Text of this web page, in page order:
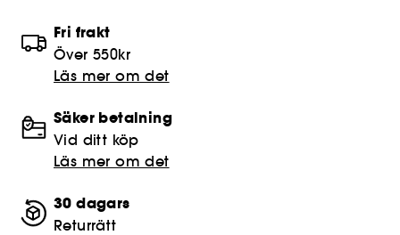
Fri frakt
Över 550kr
Läs mer om det
Säker betalning
Vid ditt köp
Läs mer om det
30 dagars
Returrätt